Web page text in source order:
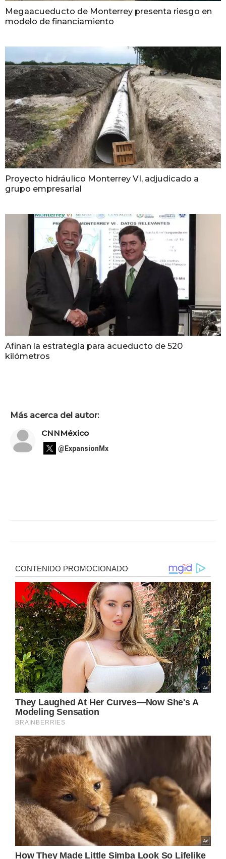
Megaacueducto de Monterrey presenta riesgo en
modelo de financiamiento
Proyecto hidráulico Monterrey VI, adjudicado a
grupo empresarial
Afinan la estrategia para acueducto de 520
kilómetros
Más acerca del autor:
CNNMéxico
@ExpansionMx